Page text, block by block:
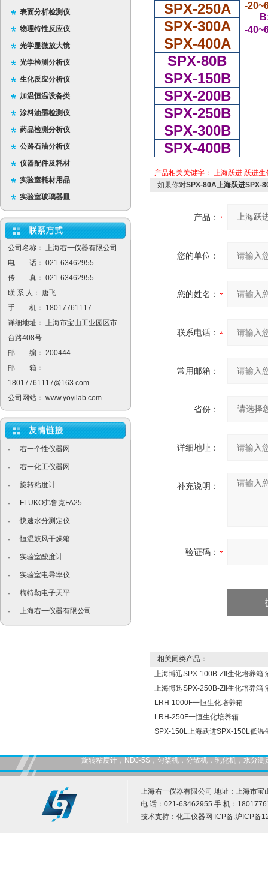
表面分析检测仪
物理特性反应仪
光学显微放大镜
光学检测分析仪
生化反应分析仪
加温恒温设备类
涂料油墨检测仪
药品检测分析仪
公路石油分析仪
仪器配件及耗材
实验室耗材用品
实验室玻璃器皿
公司名称： 上海右一仪器有限公司
电 话： 021-63462955
传 真： 021-63462955
联 系 人： 唐飞
手 机： 18017761117
详细地址： 上海市宝山工业园区市
台路408号
邮 编： 200444
邮 箱：
18017761117@163.com
公司网站： www.yoyilab.com
· 右一个性仪器网
· 右一化工仪器网
· 旋转粘度计
· FLUKO弗鲁克FA25
· 快速水分测定仪
· 恒温鼓风干燥箱
· 实验室酸度计
· 实验室电导率仪
· 梅特勒电子天平
· 上海右一仪器有限公司
-
-
SPX-250A
SPX-300A
SPX-400A
SPX-80B
SPX-150B
SPX-200B
SPX-250B
SPX-300B
SPX-400B
产品相关关键字： 上海跃进 跃进生
如果你对SPX-80A上海跃进SPX-
产品：
您的单位：
您的姓名：
联系电话：
常用邮箱：
省份：
详细地址：
补充说明：
验证码：
相关同类产品：
上海博迅SPX-100B-ZII生化培养箱
上海博迅SPX-250B-ZII生化培养箱
LRH-1000F一恒生化培养箱
LRH-250F一恒生化培养箱
SPX-150L上海跃进SPX-150L低温
旋转粘度计，NDJ-5S，匀桨机，分散机，乳化机，水分
上海右一仪器有限公司 地址：上海市宝
电 话：021-63462955 手 机：
技术支持： 化工仪器网 ICP备:沪ICP备